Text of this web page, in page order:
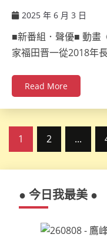
2025 年 6 月 3 日
■新番組．聲優■ 動畫
家福田晋一從2018年
Read More
文
頁
1 2 ...
● 今日我最美 ●